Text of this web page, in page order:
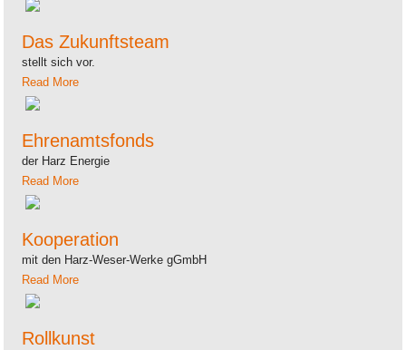
Das Zukunftsteam
stellt sich vor.
Read More
Ehrenamtsfonds
der Harz Energie
Read More
Kooperation
mit den Harz-Weser-Werke gGmbH
Read More
Rollkunst